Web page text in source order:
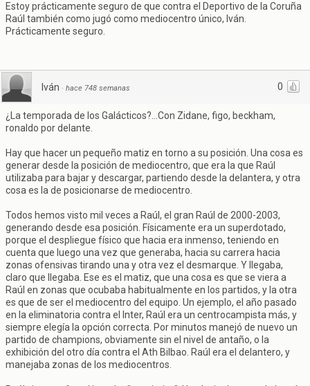
Estoy prácticamente seguro de que contra el Deportivo de la Coruña
Raúl también como jugó como mediocentro único, Iván.
Prácticamente seguro.
0
Iván · hace 748 semanas
¿La temporada de los Galácticos?...Con Zidane, figo, beckham,
ronaldo por delante.
Hay que hacer un pequeño matiz en torno a su posición. Una cosa es
generar desde la posición de mediocentro, que era la que Raúl
utilizaba para bajar y descargar, partiendo desde la delantera, y otra
cosa es la de posicionarse de mediocentro.
Todos hemos visto mil veces a Raúl, el gran Raúl de 2000-2003,
generando desde esa posición. Físicamente era un superdotado,
porque el despliegue físico que hacia era inmenso, teniendo en
cuenta que luego una vez que generaba, hacia su carrera hacia
zonas ofensivas tirando una y otra vez el desmarque. Y llegaba,
claro que llegaba. Ese es el matiz, que una cosa es que se viera a
Raúl en zonas que ocubaba habitualmente en los partidos, y la otra
es que de ser el mediocentro del equipo. Un ejemplo, el año pasado
en la eliminatoria contra el Inter, Raúl era un centrocampista más, y
siempre elegía la opción correcta. Por minutos manejó de nuevo un
partido de champions, obviamente sin el nivel de antaño, o la
exhibición del otro día contra el Ath Bilbao. Raúl era el delantero, y
manejaba zonas de los mediocentros.